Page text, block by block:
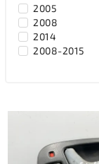
2005
2008
2014
2008-2015